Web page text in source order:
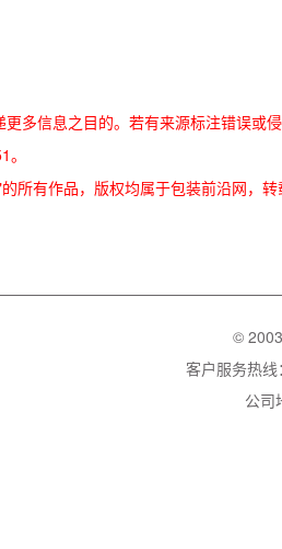
多信息之目的。若有来源标注错误或
所有作品，版权均属于包装前沿网，
©
客户服务热
公司